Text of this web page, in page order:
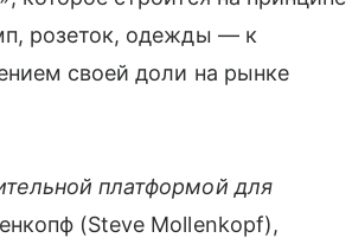
розеток, одежды — к
своей доли на рынке
платформой для
(Steve Mollenkopf),